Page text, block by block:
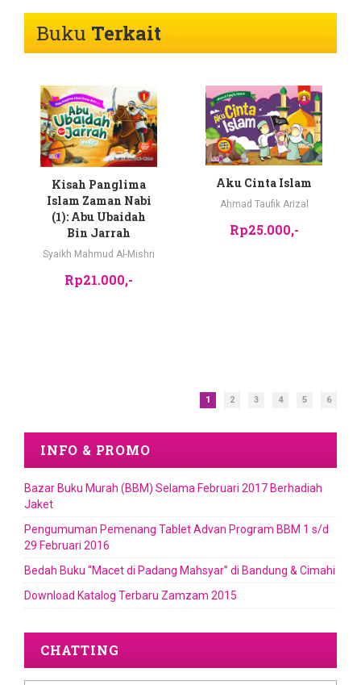
Buku Terkait
Kisah Panglima
Islam Zaman Nabi
(1): Abu Ubaidah
Bin Jarrah
Syaikh Mahmud Al-Mishri
Rp21.000,-
Aku Cinta Islam
Ahmad Taufik Arizal
Rp25.000,-
1 2 3 4 5 6
INFO & PROMO
Bazar Buku Murah (BBM) Selama Februari 2017 Berhadiah
Jaket
Pengumuman Pemenang Tablet Advan Program BBM 1 s/d
29 Februari 2016
Bedah Buku “Macet di Padang Mahsyar” di Bandung & Cimahi
Download Katalog Terbaru Zamzam 2015
CHATTING